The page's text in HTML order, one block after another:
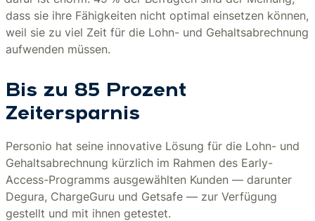
dass sie ihre Fähigkeiten nicht optimal einsetzen können,
weil sie zu viel Zeit für die Lohn- und Gehaltsabrechnung
aufwenden müssen.
Bis zu 85 Prozent
Zeitersparnis
Personio hat seine innovative Lösung für die Lohn- und
Gehaltsabrechnung kürzlich im Rahmen des Early-
Access-Programms ausgewählten Kunden — darunter
Degura, ChargeGuru und Getsafe — zur Verfügung
gestellt und mit ihnen getestet.